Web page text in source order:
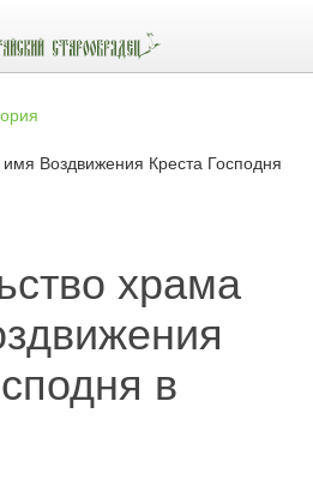
Воздвижения Креста Господня
храма
в